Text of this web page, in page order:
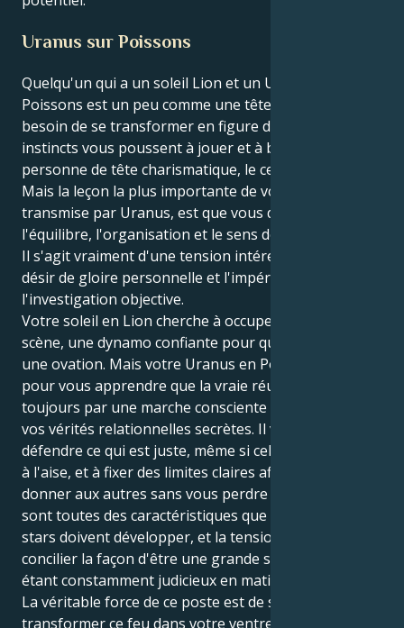
Uranus sur Poissons
Quelqu'un qui a un soleil Lion et un Uranus en
Poissons est un peu comme une tête d'affiche qui a
besoin de se transformer en figure d'inspiration. Vos
instincts vous poussent à jouer et à briller, à être la
personne de tête charismatique, le centre brillant.
Mais la leçon la plus importante de votre vie,
transmise par Uranus, est que vous devez établir
l'équilibre, l'organisation et le sens de vos relations".
Il s'agit vraiment d'une tension intéressante entre le
désir de gloire personnelle et l'impératif profond de
l'investigation objective.
Votre soleil en Lion cherche à occuper le devant de la
scène, une dynamo confiante pour qui la victoire est
une ovation. Mais votre Uranus en Poissons est là
pour vous apprendre que la vraie réussite passe
toujours par une marche consciente en direction de
vos vérités relationnelles secrètes. Il vous pousse à
défendre ce qui est juste, même si cela vous met mal
à l'aise, et à fixer des limites claires afin de pouvoir
donner aux autres sans vous perdre vous-même. Ce
sont toutes des caractéristiques que les grandes
stars doivent développer, et la tension consiste à
concilier la façon d'être une grande star tout en
étant constamment judicieux en matière de justice.
La véritable force de ce poste est de savoir comment
transformer ce feu dans votre ventre en une